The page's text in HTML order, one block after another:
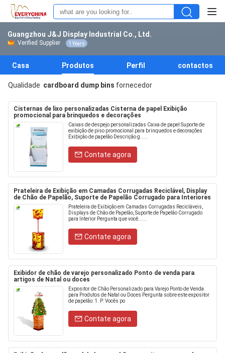
Guangzhou J&J Display Industrial Co., Ltd.
Verified Supplier 1 Years
Casa Produtos Perfil contactos
Qualidade cardboard dump bins fornecedor
Cisternas de lixo personalizadas Cisterna de papel Exibição
promocional para brinquedos e decorações
Caixas de despejo personalizadas Caixa de papel Suporte de
exibição de piso promocional para brinquedos e decorações
Exibição de papelão Descrição g.....
Contate agora
Prateleira de Exibição em Camadas Corrugadas Reciclável, Display
de Chão de Papelão, Suporte de Papelão Corrugado para Interiores
Prateleira de Exibição em Camadas Corrugadas Recicláveis,
Displays de Chão de Papelão, Suporte de Papelão Corrugado
para Interior Pergunta que você......
Contate agora
Exibidor de chão de varejo personalizado Ponto de venda para
artigos de Natal ou doces
Expositor de Chão Personalizado para Varejo Ponto de Venda
para Produtos de Natal ou Doces Pergunta sobre este expositor
de papelão: 1. P: Vocês po
Contate agora